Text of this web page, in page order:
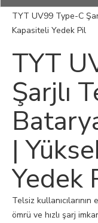
TYT UV99 Type-C
Kapasiteli Yedek Pil
TYT
Şarjlı
|
Yedek
Telsiz
ömrü ve hızlı şarj